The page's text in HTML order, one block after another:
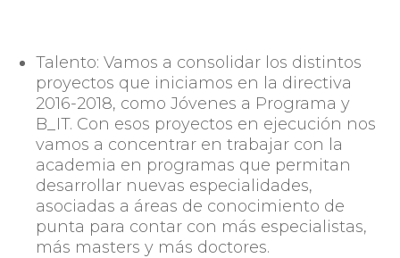
Talento: Vamos a consolidar los distintos
proyectos que iniciamos en la directiva
2016-2018, como Jóvenes a Programa y
B_IT. Con esos proyectos en ejecución nos
vamos a concentrar en trabajar con la
academia en programas que permitan
desarrollar nuevas especialidades,
asociadas a áreas de conocimiento de
punta para contar con más especialistas,
más masters y más doctores.